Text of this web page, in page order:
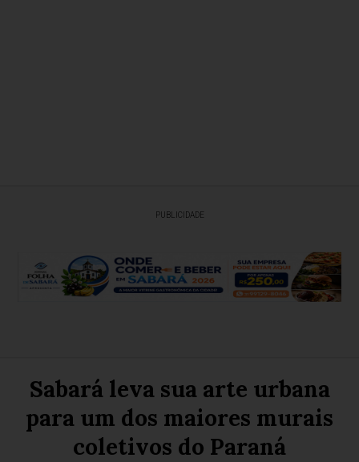
PUBLICIDADE
Sabará leva sua arte urbana
para um dos maiores murais
coletivos do Paraná